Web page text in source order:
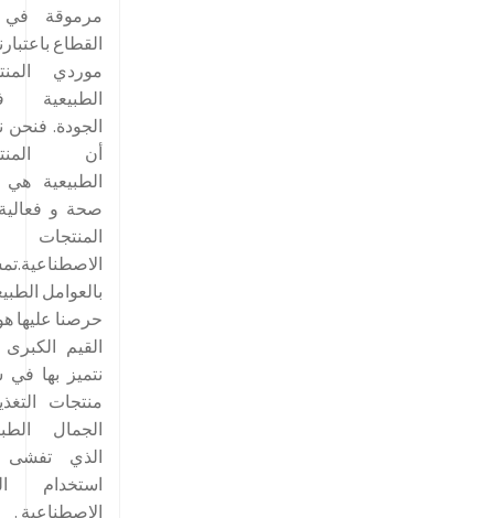
مرموقة في
القطاع
موردي
الطبيعية
الجودة. فنحن
أن
الطبيعية هي
صحة و
المنتجات
بالعوامل
حرصنا عليها
القيم الكبرى
نتميز بها
منتجات
الجمال
الذي تفشى
استخدام
الاصطناعية .